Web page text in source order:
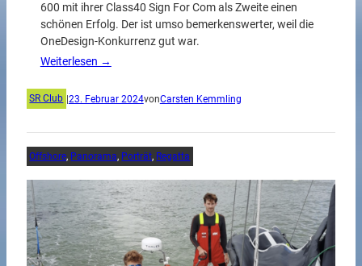
600 mit ihrer Class40 Sign For Com als Zweite einen
schönen Erfolg. Der ist umso bemerkenswerter, weil die
OneDesign-Konkurrenz gut war.
Weiterlesen →
SR Club |23. Februar 2024vonCarsten Kemmling
Offshore, Panorama, Porträt, Regatta